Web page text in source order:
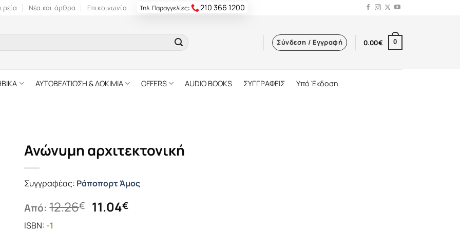
Νέα και άρθρα Επικοινωνία Τηλ. Παραγγελίες: 210 366 1200
Σύνδεση / Εγγραφή 0.00€ 0
ΑΥΤΟΒΕΛΤΙΩΣΗ & ΔΟΚΙΜΙΑ OFFERS AUDIO BOOKS ΣΥΓΓΡΑΦΕΙΣ Υπό Έκδοση
Ανώνυμη αρχιτεκτονική
Συγγραφέας: Ράποπορτ Άμος
Από:12.26€ Original
11.04€Η
ISBN: -1